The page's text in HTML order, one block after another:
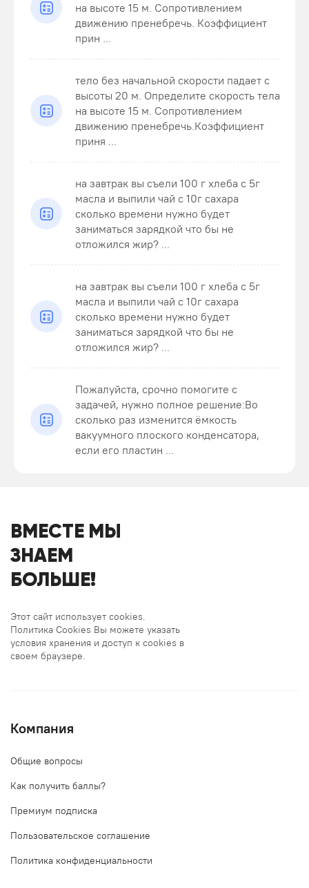
на высоте 15 м. Сопротивлением
движению пренебречь. Коэффициент
прин ...
тело без начальной скорости падает с
высоты 20 м. Определите скорость тела
на высоте 15 м. Сопротивлением
движению пренебречь.Коэффициент
приня ...
на завтрак вы съели 100 г хлеба с 5г
масла и выпили чай с 10г сахара
сколько времени нужно будет
заниматься зарядкой что бы не
отложился жир? ...
на завтрак вы съели 100 г хлеба с 5г
масла и выпили чай с 10г сахара
сколько времени нужно будет
заниматься зарядкой что бы не
отложился жир? ...
Пожалуйста, срочно помогите с
задачей, нужно полное решение:Во
сколько раз изменится ёмкость
вакуумного плоского конденсатора,
если его пластин ...
ВМЕСТЕ МЫ
ЗНАЕМ
БОЛЬШЕ!
Этот сайт использует cookies.
Политика Cookies Вы можете указать
условия хранения и доступ к cookies в
своем браузере.
Компания
Общие вопросы
Как получить баллы?
Премиум подписка
Пользовательское соглашение
Политика конфиденциальности